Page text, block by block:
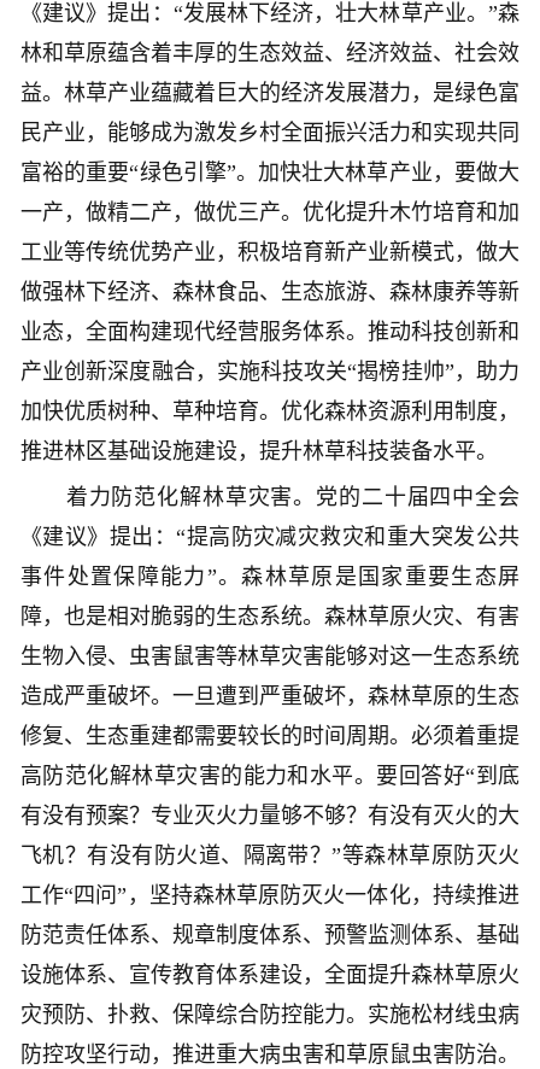
《建议》提出：“发展林下经济，壮大林草产业。”森
林和草原蕴含着丰厚的生态效益、经济效益、社会效
益。林草产业蕴藏着巨大的经济发展潜力，是绿色富
民产业，能够成为激发乡村全面振兴活力和实现共同
富裕的重要“绿色引擎”。加快壮大林草产业，要做大
一产，做精二产，做优三产。优化提升木竹培育和加
工业等传统优势产业，积极培育新产业新模式，做大
做强林下经济、森林食品、生态旅游、森林康养等新
业态，全面构建现代经营服务体系。推动科技创新和
产业创新深度融合，实施科技攻关“揭榜挂帅”，助力
加快优质树种、草种培育。优化森林资源利用制度，
推进林区基础设施建设，提升林草科技装备水平。
着力防范化解林草灾害。党的二十届四中全会
《建议》提出：“提高防灾减灾救灾和重大突发公共
事件处置保障能力”。森林草原是国家重要生态屏
障，也是相对脆弱的生态系统。森林草原火灾、有害
生物入侵、虫害鼠害等林草灾害能够对这一生态系统
造成严重破坏。一旦遭到严重破坏，森林草原的生态
修复、生态重建都需要较长的时间周期。必须着重提
高防范化解林草灾害的能力和水平。要回答好“到底
有没有预案？专业灭火力量够不够？有没有灭火的大
飞机？有没有防火道、隔离带？”等森林草原防灭火
工作“四问”，坚持森林草原防灭火一体化，持续推进
防范责任体系、规章制度体系、预警监测体系、基础
设施体系、宣传教育体系建设，全面提升森林草原火
灾预防、扑救、保障综合防控能力。实施松材线虫病
防控攻坚行动，推进重大病虫害和草原鼠虫害防治。